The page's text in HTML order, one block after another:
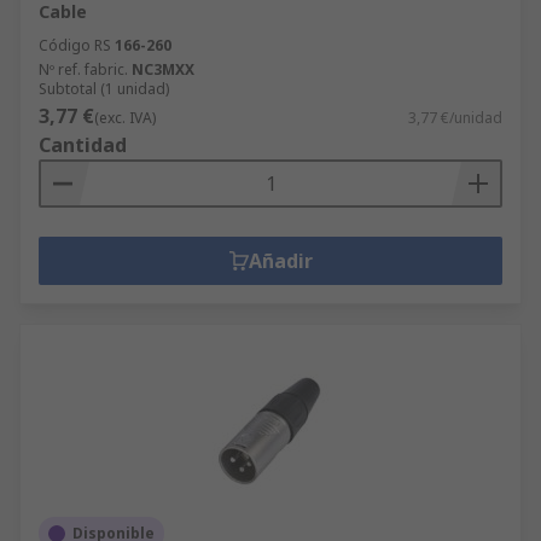
Cable
Código RS 166-260
Nº ref. fabric. NC3MXX
Subtotal (1 unidad)
3,77 €(exc. IVA) 3,77 €/unidad
Cantidad
Añadir
Disponible